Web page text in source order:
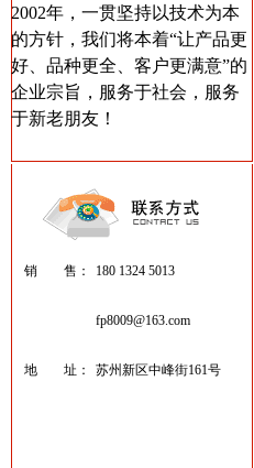
2002年，一贯坚持以技术为本
的方针，我们将本着“让产品更
好、品种更全、客户更满意”的
企业宗旨，服务于社会，服务
于新老朋友！
销 售： 180 1324 5013
fp8009@163.com
地 址： 苏州新区中峰街161号